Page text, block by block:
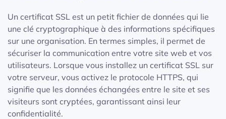
Un certificat SSL est un petit fichier de données qui lie
une clé cryptographique à des informations spécifiques
sur une organisation. En termes simples, il permet de
sécuriser la communication entre votre site web et vos
utilisateurs. Lorsque vous installez un certificat SSL sur
votre serveur, vous activez le protocole HTTPS, qui
signifie que les données échangées entre le site et ses
visiteurs sont cryptées, garantissant ainsi leur
confidentialité.